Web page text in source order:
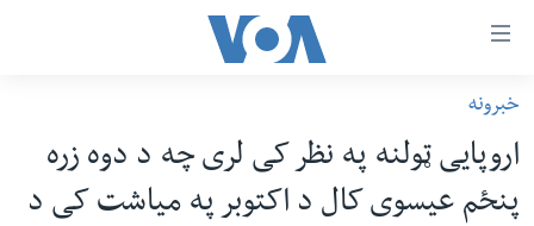
رسي
وړ
اتصالات
افغانستان
سیمه
خبرونه
اروپایی ټولنه په نظر کی لری چه د دوه زره
پنځم عیسوی کال د اکتوبر په میاشت کی د